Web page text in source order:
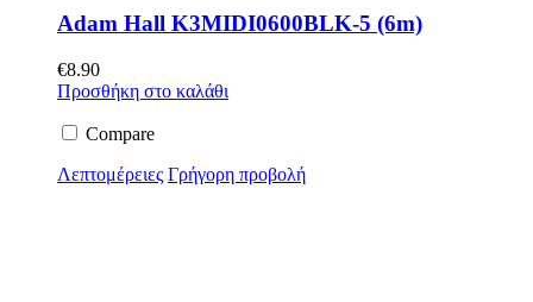
Adam Hall K3MIDI0600BLK-5 (6m)
€8.90
Προσθήκη στο καλάθι
Compare
Λεπτομέρειες Γρήγορη προβολή